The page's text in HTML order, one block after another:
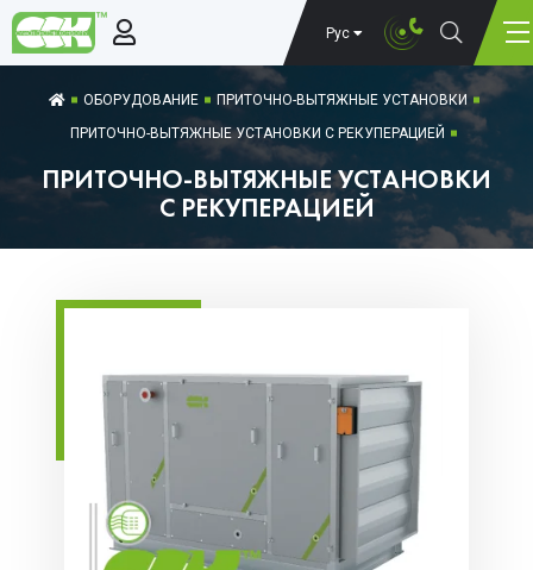
Рус
ОБОРУДОВАНИЕ
ПРИТОЧНО-ВЫТЯЖНЫЕ УСТАНОВКИ
ПРИТОЧНО-ВЫТЯЖНЫЕ УСТАНОВКИ С РЕКУПЕРАЦИЕЙ
ПРИТОЧНО-ВЫТЯЖНЫЕ УСТАНОВКИ
С РЕКУПЕРАЦИЕЙ